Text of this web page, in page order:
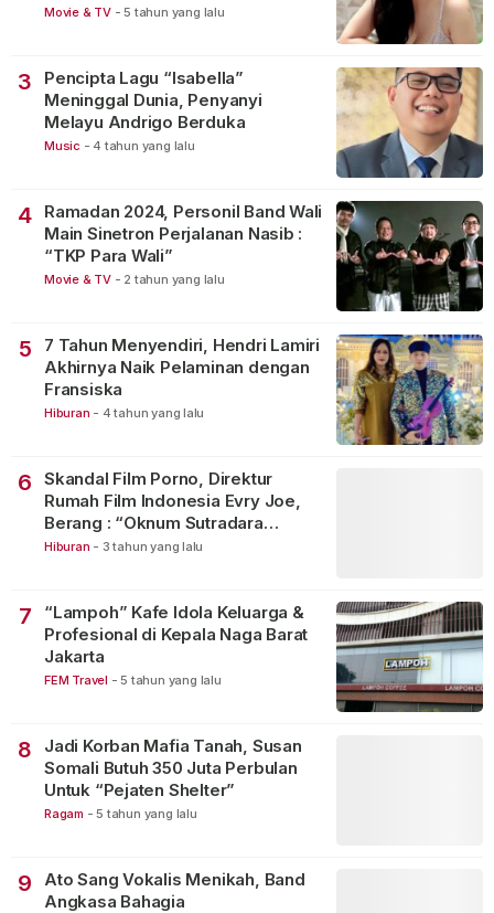
Movie & TV - 5 tahun yang lalu
3
Pencipta Lagu “Isabella”
Meninggal Dunia, Penyanyi
Melayu Andrigo Berduka
Music - 4 tahun yang lalu
4
Ramadan 2024, Personil Band Wali
Main Sinetron Perjalanan Nasib :
“TKP Para Wali”
Movie & TV - 2 tahun yang lalu
5
7 Tahun Menyendiri, Hendri Lamiri
Akhirnya Naik Pelaminan dengan
Fransiska
Hiburan - 4 tahun yang lalu
6
Skandal Film Porno, Direktur
Rumah Film Indonesia Evry Joe,
Berang : “Oknum Sutradara
Merusak Perfilman Indonesia”!
Hiburan - 3 tahun yang lalu
7
“Lampoh” Kafe Idola Keluarga &
Profesional di Kepala Naga Barat
Jakarta
FEM Travel - 5 tahun yang lalu
8
Jadi Korban Mafia Tanah, Susan
Somali Butuh 350 Juta Perbulan
Untuk “Pejaten Shelter”
Ragam - 5 tahun yang lalu
9
Ato Sang Vokalis Menikah, Band
Angkasa Bahagia